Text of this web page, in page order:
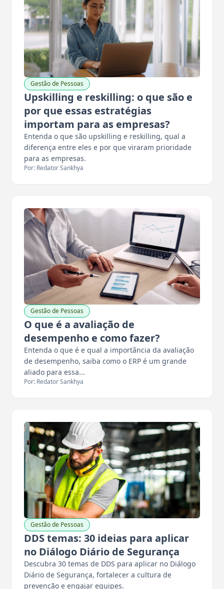
Gestão de Pessoas
Upskilling e reskilling: o que são e
por que essas estratégias
importam para as empresas?
Entenda o que são upskilling e reskilling, qual a
diferença entre eles e por que viraram prioridade
para as empresas.
Por: Redator Sankhya
Gestão de Pessoas
O que é a avaliação de
desempenho e como fazer?
Entenda o que é e qual a importância da avaliação
de desempenho, saiba como o ERP é um grande
aliado para essa...
Por: Redator Sankhya
Gestão de Pessoas
DDS temas: 30 ideias para aplicar
no Diálogo Diário de Segurança
Descubra 30 temas de DDS para aplicar no Diálogo
Diário de Segurança, fortalecer a cultura de
prevenção e engajar equipes.